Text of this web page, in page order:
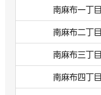
南麻布一丁目
南麻布二丁目
南麻布三丁目
南麻布四丁目